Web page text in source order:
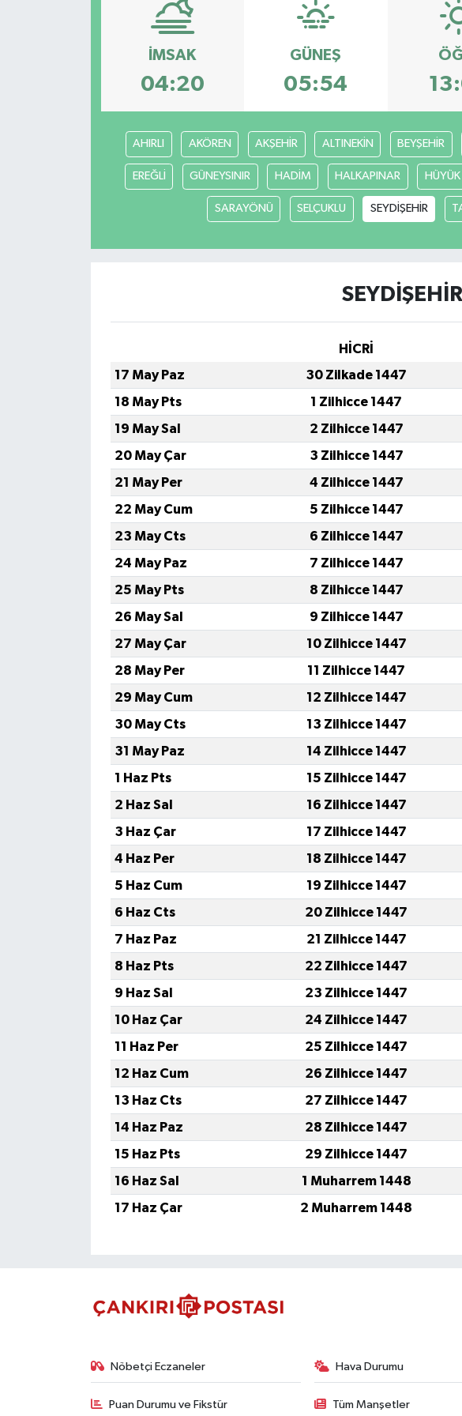
İMSAK
04:20
GÜNEŞ
05:54
AHIRLI AKÖREN AKŞEHİR ALTINEKİN BEYŞEHİR
EREĞLİ GÜNEYSINIR HADİM HALKAPINAR HÜYÜK
SARAYÖNÜ SELÇUKLU SEYDİŞEHİR
HİCRİ
17 May Paz
30 Zilkade 1447
18 May Pts
1 Zilhicce 1447
19 May Sal
2 Zilhicce 1447
20 May Çar
3 Zilhicce 1447
21 May Per
4 Zilhicce 1447
22 May Cum
5 Zilhicce 1447
23 May Cts
6 Zilhicce 1447
24 May Paz
7 Zilhicce 1447
25 May Pts
8 Zilhicce 1447
26 May Sal
9 Zilhicce 1447
27 May Çar
10 Zilhicce 1447
28 May Per
11 Zilhicce 1447
29 May Cum
12 Zilhicce 1447
30 May Cts
13 Zilhicce 1447
31 May Paz
14 Zilhicce 1447
1 Haz Pts
15 Zilhicce 1447
2 Haz Sal
16 Zilhicce 1447
3 Haz Çar
17 Zilhicce 1447
4 Haz Per
18 Zilhicce 1447
5 Haz Cum
19 Zilhicce 1447
6 Haz Cts
20 Zilhicce 1447
7 Haz Paz
21 Zilhicce 1447
8 Haz Pts
22 Zilhicce 1447
9 Haz Sal
23 Zilhicce 1447
10 Haz Çar
24 Zilhicce 1447
11 Haz Per
25 Zilhicce 1447
12 Haz Cum
26 Zilhicce 1447
13 Haz Cts
27 Zilhicce 1447
14 Haz Paz
28 Zilhicce 1447
15 Haz Pts
29 Zilhicce 1447
16 Haz Sal
1 Muharrem 1448
17 Haz Çar
2 Muharrem 1448
Nöbetçi Eczaneler Hava Durumu
Puan Durumu ve Fikstür Tüm Manşetler
RESMİ İLANLAR